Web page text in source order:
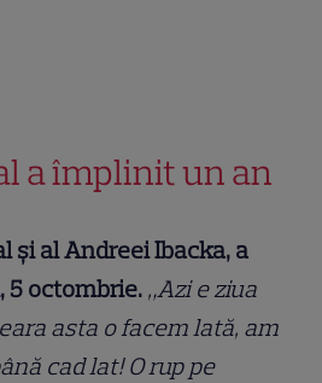
a împlinit un an
și al Andreei Ibacka, a
5 octombrie. „Azi e ziua
asta o facem lată, am
cad lat! O rup pe